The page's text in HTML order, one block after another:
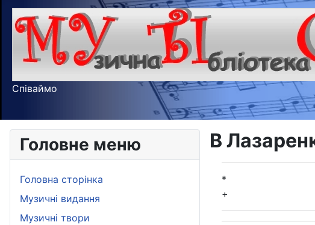
Співаймо
Головне меню
Головна сторінка
Музичні видання
Музичні твори
В
*
+